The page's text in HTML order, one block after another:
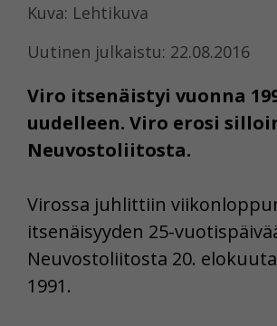
Kuva: Lehtikuva
Uutinen julkaistu: 22.08.2016
Viro itsenäistyi vuonna
uudelleen. Viro erosi
Neuvostoliitosta.
Virossa juhlittiin
itsenäisyyden 25-
Neuvostoliitosta 20.
1991.